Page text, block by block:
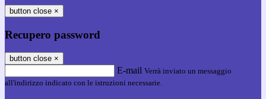
button close ×
Recupero password
button close ×
E-mail Verrà inviato un messaggio
all'indirizzo indicato con le istruzioni necessarie.